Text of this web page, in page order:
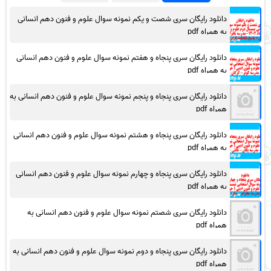
دانلود رایگان سری شصت و یکم نمونه سوال علوم و فنون دهم انسانی
به همراه pdf
دانلود رایگان سری پنجاه و هفتم نمونه سوال علوم و فنون دهم انسانی
به همراه pdf
دانلود رایگان سری پنجاه و پنجم نمونه سوال علوم و فنون دهم انسانی به
همراه pdf
دانلود رایگان سری پنجاه و هشتم نمونه سوال علوم و فنون دهم انسانی
به همراه pdf
دانلود رایگان سری پنجاه و چهارم نمونه سوال علوم و فنون دهم انسانی
به همراه pdf
دانلود رایگان سری شصتم نمونه سوال علوم و فنون دهم انسانی به
همراه pdf
دانلود رایگان سری پنجاه و دوم نمونه سوال علوم و فنون دهم انسانی به
همراه pdf